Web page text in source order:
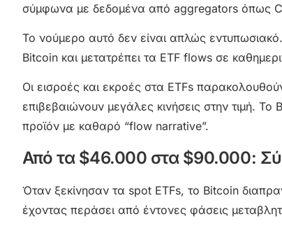
σύμφωνα με δεδομένα από aggregators όπως
Το νούμερο αυτό δεν είναι απλώς
Bitcoin και μετατρέπει τα ETF flows σε
Οι εισροές και εκροές στα ETFs
επιβεβαιώνουν μεγάλες κινήσεις στην τιμή.
προϊόν με καθαρό “flow narrative”.
Από τα $46.000 στα $90.000:
Όταν ξεκίνησαν τα spot ETFs, το Bitcoin
έχοντας περάσει από έντονες φάσεις